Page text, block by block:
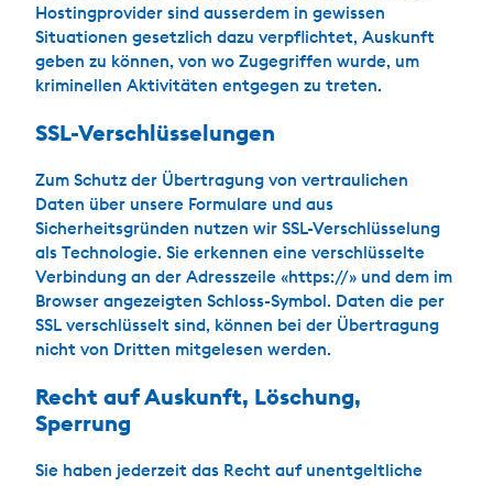
Hostingprovider sind ausserdem in gewissen
Situationen gesetzlich dazu verpflichtet, Auskunft
geben zu können, von wo Zugegriffen wurde, um
kriminellen Aktivitäten entgegen zu treten.
SSL-Verschlüsselungen
Zum Schutz der Übertragung von vertraulichen
Daten über unsere Formulare und aus
Sicherheitsgründen nutzen wir SSL-Verschlüsselung
als Technologie. Sie erkennen eine verschlüsselte
Verbindung an der Adresszeile «https://» und dem im
Browser angezeigten Schloss-Symbol. Daten die per
SSL verschlüsselt sind, können bei der Übertragung
nicht von Dritten mitgelesen werden.
Recht auf Auskunft, Löschung,
Sperrung
Sie haben jederzeit das Recht auf unentgeltliche